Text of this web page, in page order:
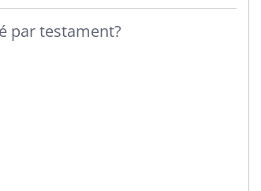
par testament?